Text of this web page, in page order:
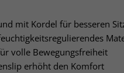
mit Kordel für besseren
volle Bewegungsfreiheit
erhöht den Komfort